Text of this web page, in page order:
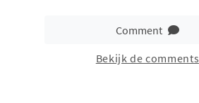
Comment
Bekijk de comments